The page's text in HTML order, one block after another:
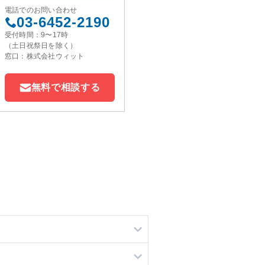
電話でのお問い合わせ
03-6452-2190
受付時間：9〜17時
（土日祝祭日を除く）
窓口：株式会社ウィット
無料で相談する